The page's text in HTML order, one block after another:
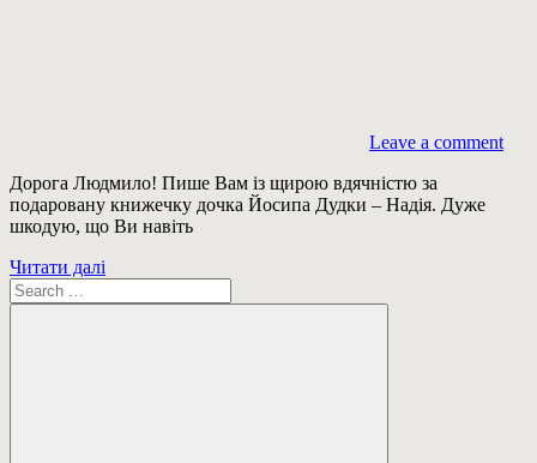
Leave a comment
Дорога Людмило! Пише Вам із щирою вдячністю за
подаровану книжечку дочка Йосипа Дудки – Надія. Дуже
шкодую, що Ви навіть
Читати далі
Пошук: